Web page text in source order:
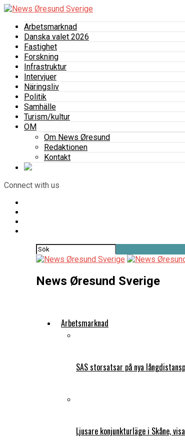
Arbetsmarknad
Danska valet 2026
Fastighet
Forskning
Infrastruktur
Intervjuer
Näringsliv
Politik
Samhälle
Turism/kultur
OM
Om News Øresund
Redaktionen
Kontakt
Connect with us
News Øresund Sverige
Arbetsmarknad
SAS storsatsar på nya
Ljusare konjunkturläge i Skåne,